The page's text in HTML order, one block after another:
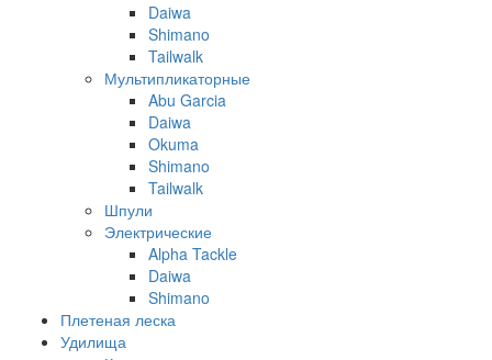
Daiwa
Shimano
Tailwalk
Мультипликаторные
Abu Garcia
Daiwa
Okuma
Shimano
Tailwalk
Шпули
Электрические
Alpha Tackle
Daiwa
Shimano
Плетеная леска
Удилища